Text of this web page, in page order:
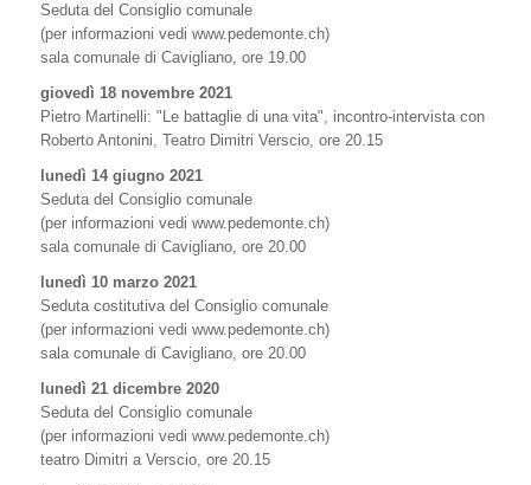
Seduta del Consiglio comunale
(per informazioni vedi www.pedemonte.ch)
sala comunale di Cavigliano, ore 19.00
giovedì 18 novembre 2021
Pietro Martinelli: "Le battaglie di una vita", incontro-intervista con
Roberto Antonini, Teatro Dimitri Verscio, ore 20.15
lunedì 14 giugno 2021
Seduta del Consiglio comunale
(per informazioni vedi www.pedemonte.ch)
sala comunale di Cavigliano, ore 20.00
lunedì 10 marzo 2021
Seduta costitutiva del Consiglio comunale
(per informazioni vedi www.pedemonte.ch)
sala comunale di Cavigliano, ore 20.00
lunedì 21 dicembre 2020
Seduta del Consiglio comunale
(per informazioni vedi www.pedemonte.ch)
teatro Dimitri a Verscio, ore 20.15